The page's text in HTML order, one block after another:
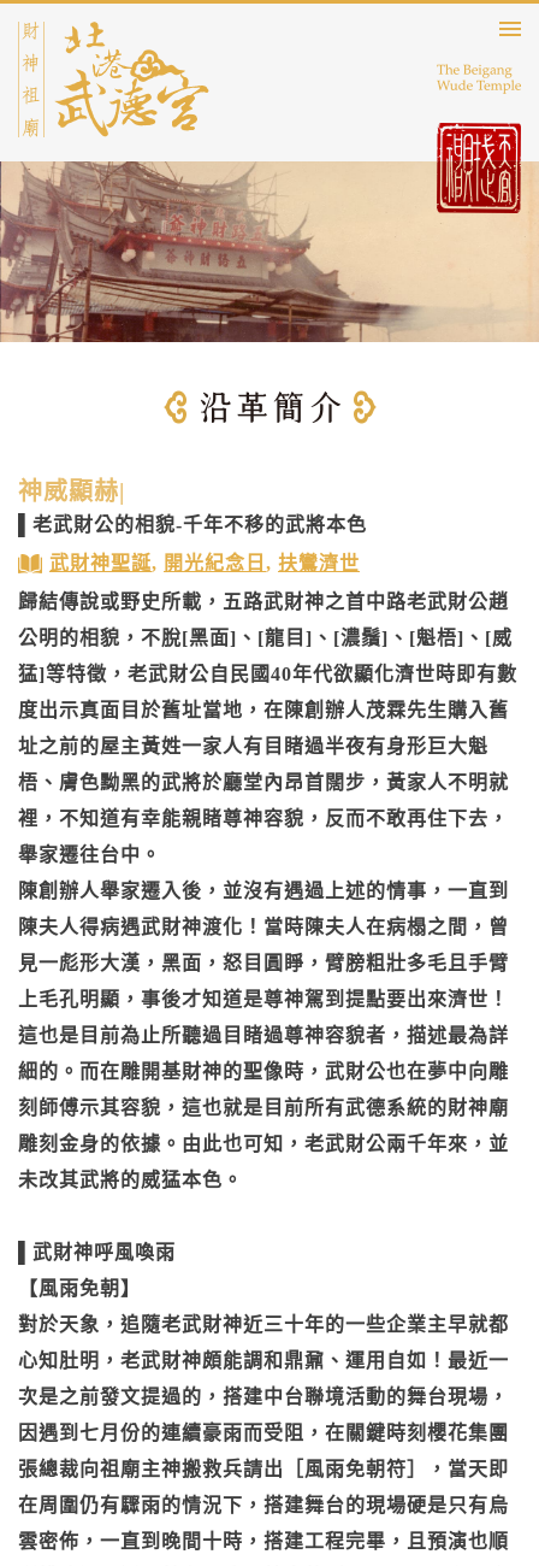
神威顯赫|
▌老武財公的相貌-千年不移的武將本色
武財神聖誕, 開光紀念日 , 扶鸞濟世
歸結傳說或野史所載，五路武財神之首中路老武財公趙
公明的相貌，不脫[黑面]、[龍目]、[濃鬚]、[魁梧]、[威
猛]等特徵，老武財公自民國40年代欲顯化濟世時即有數
度出示真面目於舊址當地，在陳創辦人茂霖先生購入舊
址之前的屋主黃姓一家人有目睹過半夜有身形巨大魁
梧、膚色黝黑的武將於廳堂內昂首闊步，黃家人不明就
裡，不知道有幸能親睹尊神容貌，反而不敢再住下去，
舉家遷往台中。
陳創辦人舉家遷入後，並沒有遇過上述的情事，一直到
陳夫人得病遇武財神渡化！當時陳夫人在病榻之間，曾
見一彪形大漢，黑面，怒目圓睜，臂膀粗壯多毛且手臂
上毛孔明顯，事後才知道是尊神駕到提點要出來濟世！
這也是目前為止所聽過目睹過尊神容貌者，描述最為詳
細的。而在雕開基財神的聖像時，武財公也在夢中向雕
刻師傅示其容貌，這也就是目前所有武德系統的財神廟
雕刻金身的依據。由此也可知，老武財公兩千年來，並
未改其武將的威猛本色。
▌武財神呼風喚雨
【風雨免朝】
對於天象，追隨老武財神近三十年的一些企業主早就都
心知肚明，老武財神頗能調和鼎鼐、運用自如！最近一
次是之前發文提過的，搭建中台聯境活動的舞台現場，
因遇到七月份的連續豪雨而受阻，在關鍵時刻櫻花集團
張總裁向祖廟主神搬救兵請出［風雨免朝符］，當天即
在周圍仍有驟雨的情況下，搭建舞台的現場硬是只有烏
雲密佈，一直到晚間十時，搭建工程完畢，且預演也順